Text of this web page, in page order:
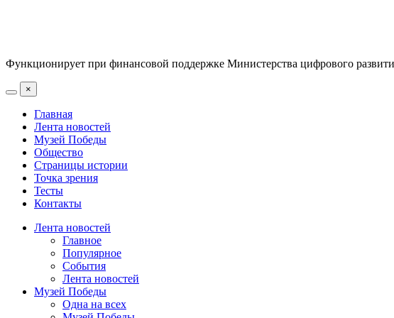
Функционирует при финансовой поддержке Министерства цифрового
×
Главная
Лента новостей
Музей Победы
Общество
Страницы истории
Точка зрения
Тесты
Контакты
Лента новостей
Главное
Популярное
События
Лента новостей
Музей Победы
Одна на всех